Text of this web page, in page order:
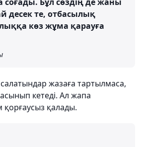
десек те, отбасылық
көз жұма қарауға
жазаға тартылмаса,
кетеді. Ал жапа
қалады.